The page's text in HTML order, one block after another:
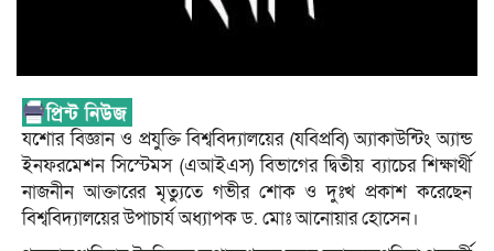
যশোর বিজ্ঞান ও প্রযুক্তি বিশ্ববিদ্যালয়ের (যবিপ্রবি) অ্যাকাউন্টিং অ্যান্ড
ইনফরমেশন সিস্টেমস (এআইএস) বিভাগের দ্বিতীয় ব্যাচের শিক্ষার্থী
নাজনীন আক্তারের মৃত্যুতে গভীর শোক ও দুঃখ প্রকাশ করেছেন
বিশ্ববিদ্যালয়ের উপাচার্য অধ্যাপক ড. মোঃ আনোয়ার হোসেন।